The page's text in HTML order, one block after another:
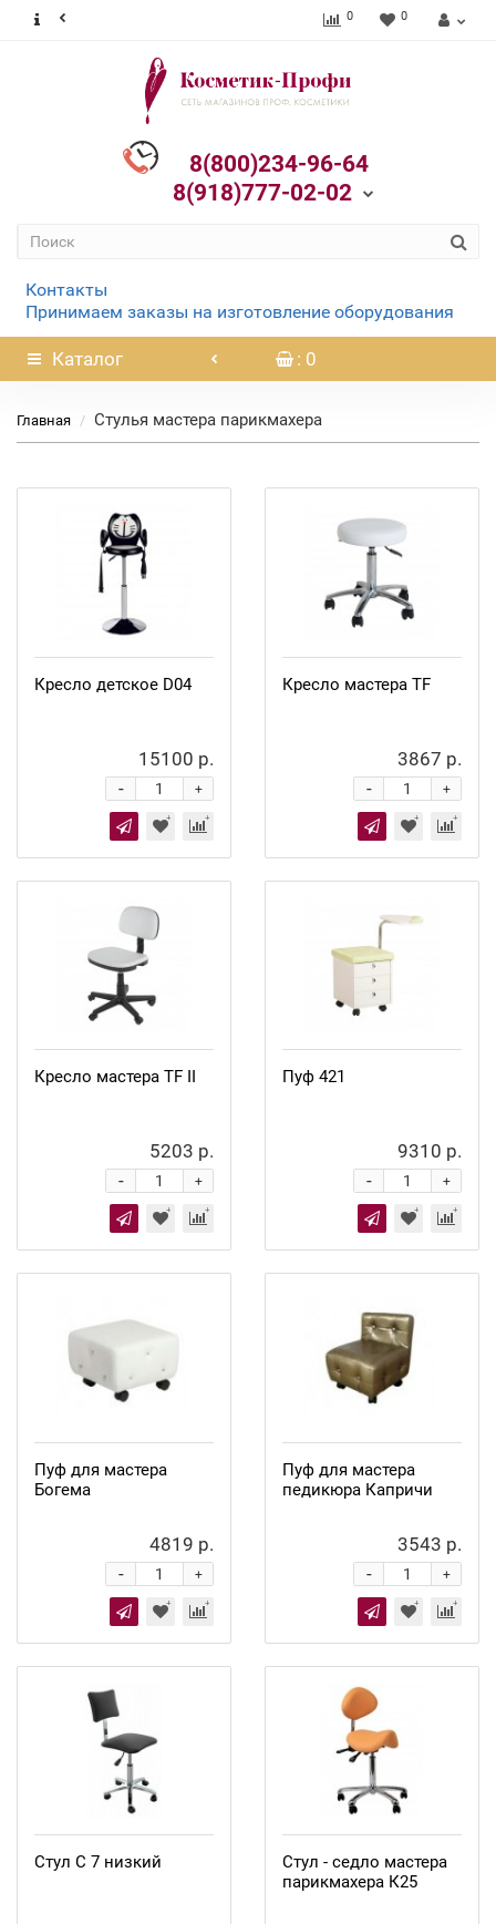
0 0
8(800)234-96-64
8(918)777-02-02
Контакты
Принимаем заказы на изготовление оборудования
Каталог : 0
Главная Стулья мастера парикмахера
Кресло детское D04
15100 р.
+
-
Кресло мастера TF
3867 р.
+
-
Кресло мастера TF II
5203 р.
+
-
Пуф 421
9310 р.
+
-
Пуф для мастера
Богема
4819 р.
+
-
Пуф для мастера
педикюра Капричи
3543 р.
+
-
Стул С 7 низкий
Стул - седло мастера
парикмахера К25